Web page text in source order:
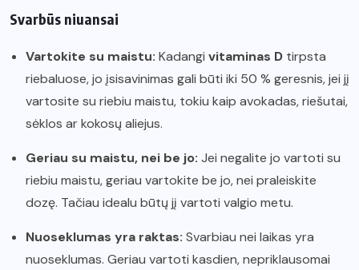
Svarbūs niuansai
Vartokite su maistu: Kadangi vitaminas D tirpsta
riebaluose, jo įsisavinimas gali būti iki 50 % geresnis, jei jį
vartosite su riebiu maistu, tokiu kaip avokadas, riešutai,
sėklos ar kokosų aliejus.
Geriau su maistu, nei be jo: Jei negalite jo vartoti su
riebiu maistu, geriau vartokite be jo, nei praleiskite
dozę. Tačiau idealu būtų jį vartoti valgio metu.
Nuoseklumas yra raktas: Svarbiau nei laikas yra
nuoseklumas. Geriau vartoti kasdien, nepriklausomai